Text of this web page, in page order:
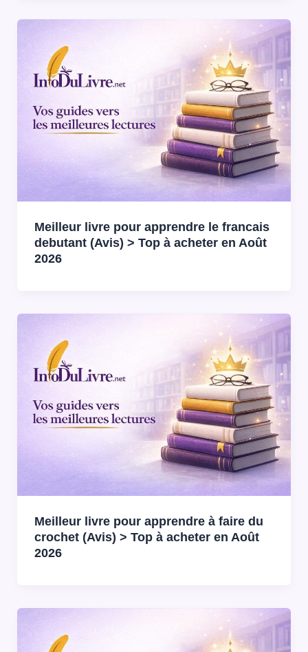
Meilleur livre pour apprendre le francais
debutant (Avis) > Top à acheter en Août
2026
Meilleur livre pour apprendre à faire du
crochet (Avis) > Top à acheter en Août
2026